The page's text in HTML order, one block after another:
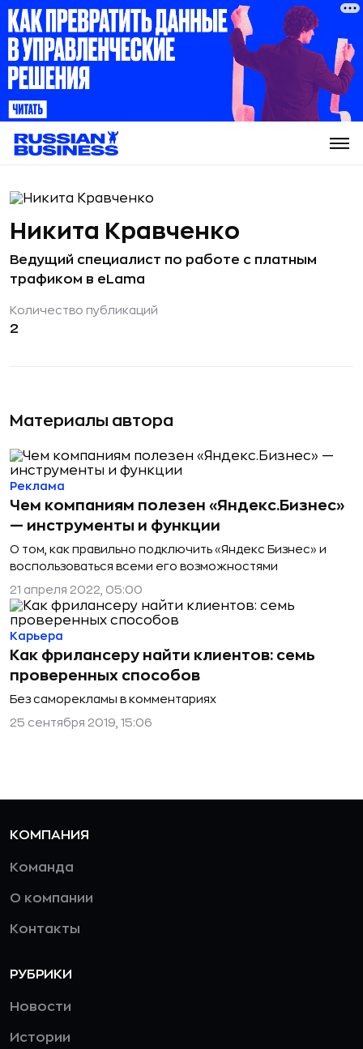
Материалы автора
Чем компаниям полезен «Яндекс.Бизнес»
— инструменты и функции
О том, как правильно подключить «Яндекс Бизнес» и
воспользоваться всеми его возможностями
Реклама
21 апреля 2022, 05:00
Как фрилансеру найти клиентов: семь
проверенных способов
Без саморекламы в комментариях
Карьера
25 сентября 2019, 15:06
Никита Кравченко
Ведущий специалист по работе с платным
трафиком в eLama
Количество публикаций
2
КОМПАНИЯ
Команда
О компании
Контакты
РУБРИКИ
Новости
Истории